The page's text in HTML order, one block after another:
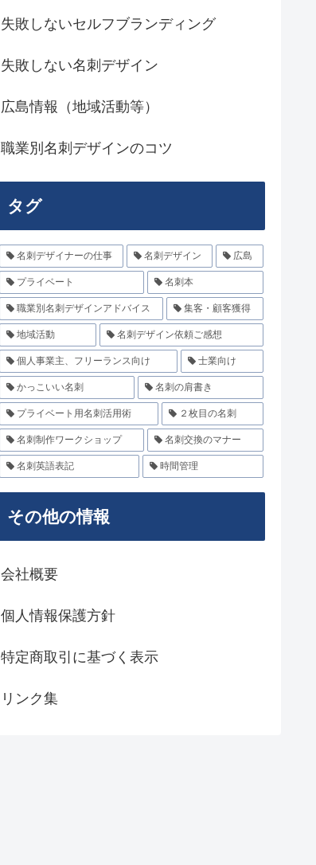
失敗しないセルフブランディング
失敗しない名刺デザイン
広島情報（地域活動等）
職業別名刺デザインのコツ
タグ
名刺デザイナーの仕事 名刺デザイン 広島
プライベート 名刺本
職業別名刺デザインアドバイス 集客・顧客獲得
地域活動 名刺デザイン依頼ご感想
個人事業主、フリーランス向け 士業向け
かっこいい名刺 名刺の肩書き
プライベート用名刺活用術 ２枚目の名刺
名刺制作ワークショップ 名刺交換のマナー
名刺英語表記 時間管理
その他の情報
会社概要
個人情報保護方針
特定商取引に基づく表示
リンク集